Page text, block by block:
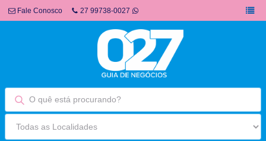
Fale Conosco 27 99738-0027